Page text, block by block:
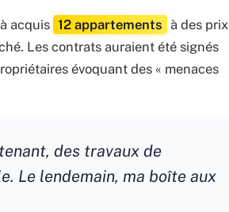
acquis 12 appartements à des prix
Les contrats auraient été signés
évoquant des « menaces
des travaux de
Le lendemain, ma boîte aux